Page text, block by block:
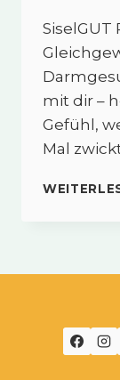
SiselGUT
mit dir –
Gefühl,
Mal